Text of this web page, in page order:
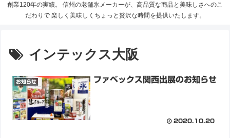
創業120年の実績。 信州の老舗氷メーカーが、高品質な商品と美味しさへのこ
だわりで 楽しく美味しくちょっと贅沢な時間を提供いたします。
インテックス大阪
お知らせ ファベックス関西出展のお知らせ
2020.10.20